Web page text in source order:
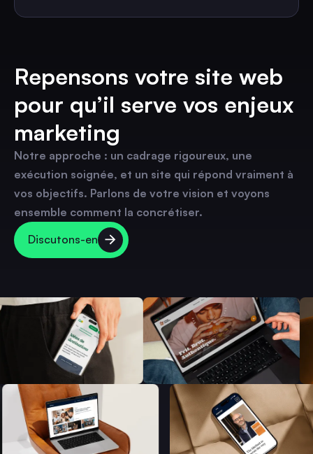
Repensons votre site web
pour qu’il serve vos enjeux
marketing
Notre approche : un cadrage rigoureux, une
exécution soignée, et un site qui répond vraiment à
vos objectifs. Parlons de votre vision et voyons
ensemble comment la concrétiser.
Discutons-en